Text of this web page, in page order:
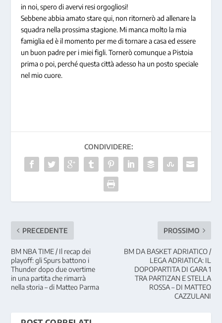
in noi, spero di avervi resi orgogliosi!
Sebbene abbia amato stare qui, non ritornerò ad allenare la
squadra nella prossima stagione. Mi manca molto la mia
famiglia ed è il momento per me di tornare a casa ed essere
un buon padre per i miei figli. Tornerò comunque a Pistoia
prima o poi, perché questa città adesso ha un posto speciale
nel mio cuore.
CONDIVIDERE:
PRECEDENTE
BM NBA TIME / Il recap dei
playoff: gli Spurs battono i
Thunder dopo due overtime
in una partita che rimarrà
nella storia – di Matteo Parma
PROSSIMO
BM DA BASKET ADRIATICO /
LEGA ADRIATICA: IL
DOPOPARTITA DI GARA 1
TRA PARTIZAN E STELLA
ROSSA – DI MATTEO
CAZZULANI